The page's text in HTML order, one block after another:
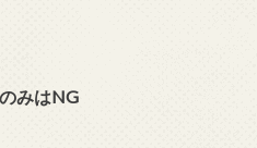
みはNG